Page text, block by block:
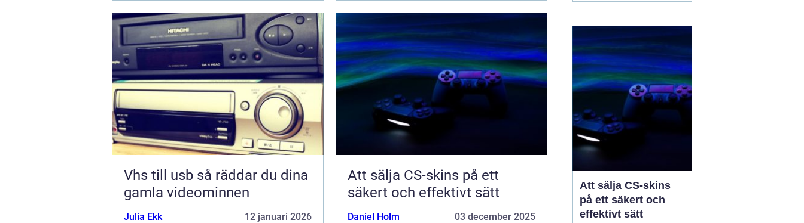
Vhs till usb så räddar du dina
gamla videominnen
Julia Ekk 12 januari 2026
Att sälja CS-skins på ett
säkert och effektivt sätt
Daniel Holm 03 december 2025
vardagsklipp från 80-
och 90-talet ligger kvar
på kassetter som knappt
går att spela upp längre.
Samtidigt försvinner
fungerande videos...
Att sälja CS-skins
på ett säkert och
effektivt sätt